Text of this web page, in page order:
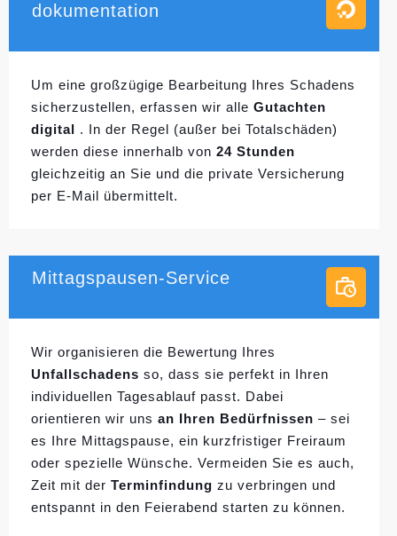
dokumentation
Um eine großzügige Bearbeitung Ihres Schadens
sicherzustellen, erfassen wir alle Gutachten
digital . In der Regel (außer bei Totalschäden)
werden diese innerhalb von 24 Stunden
gleichzeitig an Sie und die private Versicherung
per E-Mail übermittelt.
Mittagspausen-Service
Wir organisieren die Bewertung Ihres
Unfallschadens so, dass sie perfekt in Ihren
individuellen Tagesablauf passt. Dabei
orientieren wir uns an Ihren Bedürfnissen – sei
es Ihre Mittagspause, ein kurzfristiger Freiraum
oder spezielle Wünsche. Vermeiden Sie es auch,
Zeit mit der Terminfindung zu verbringen und
entspannt in den Feierabend starten zu können.